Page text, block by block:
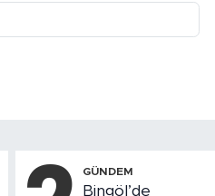
GÜNDEM
Bingöl’de